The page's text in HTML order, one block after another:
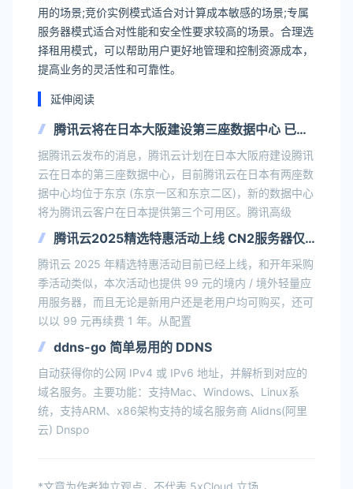
用的场景;竞价实例模式适合对计算成本敏感的场景;专属
服务器模式适合对性能和安全性要求较高的场景。合理选
择租用模式，可以帮助用户更好地管理和控制资源成本，
提高业务的灵活性和可靠性。
延伸阅读
腾讯云将在日本大阪建设第三座数据中心 已有
两座数据中心均位于东京
据腾讯云发布的消息，腾讯云计划在日本大阪府建设腾讯
云在日本的第三座数据中心，目前腾讯云在日本有两座数
据中心均位于东京 (东京一区和东京二区)，新的数据中心
将为腾讯云客户在日本提供第三个可用区。腾讯高级
腾讯云2025精选特惠活动上线 CN2服务器仅
99元/年 不限新老用户
腾讯云 2025 年精选特惠活动目前已经上线，和开年采购
季活动类似，本次活动也提供 99 元的境内 / 境外轻量应
用服务器，而且无论是新用户还是老用户均可购买，还可
以以 99 元再续费 1 年。从配置
ddns-go 简单易用的 DDNS
自动获得你的公网 IPv4 或 IPv6 地址，并解析到对应的
域名服务。主要功能：支持Mac、Windows、Linux系
统，支持ARM、x86架构支持的域名服务商 Alidns(阿里
云) Dnspo
*文章为作者独立观点，不代表 5xCloud 立场